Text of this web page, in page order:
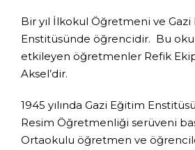
Bir yıl İlkokul Öğretmeni ve Gazi
Enstitüsünde öğrencidir. Bu
etkileyen öğretmenler Refik
Aksel’dir.
1945 yılında Gazi Eğitim
Resim Öğretmenliği serüveni
Ortaokulu öğretmen ve